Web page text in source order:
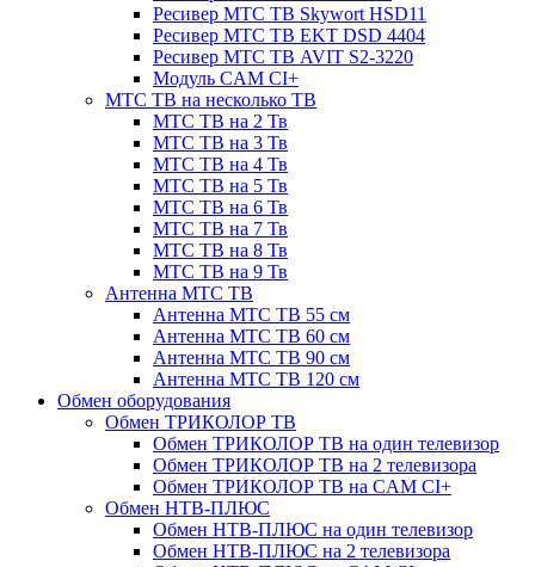
Ресивер МТС ТВ Skywort HSD11
Ресивер МТС ТВ EKT DSD 4404
Ресивер МТС ТВ AVIT S2-3220
Модуль CAM CI+
МТС ТВ на несколько ТВ
МТС ТВ на 2 Тв
МТС ТВ на 3 Тв
МТС ТВ на 4 Тв
МТС ТВ на 5 Тв
МТС ТВ на 6 Тв
МТС ТВ на 7 Тв
МТС ТВ на 8 Тв
МТС ТВ на 9 Тв
Антенна МТС ТВ
Антенна МТС ТВ 55 см
Антенна МТС ТВ 60 см
Антенна МТС ТВ 90 см
Антенна МТС ТВ 120 см
Обмен оборудования
Обмен ТРИКОЛОР ТВ
Обмен ТРИКОЛОР ТВ на один телевизор
Обмен ТРИКОЛОР ТВ на 2 телевизора
Обмен ТРИКОЛОР ТВ на CAM CI+
Обмен НТВ-ПЛЮС
Обмен НТВ-ПЛЮС на один телевизор
Обмен НТВ-ПЛЮС на 2 телевизора